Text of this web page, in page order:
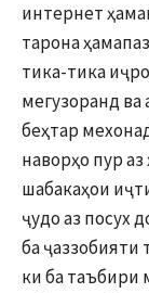
интернет
тарона
тика-тика
мегузоранд ва
беҳтар
наворҳо пур
шабакаҳои
ҷудо аз посух
ба
ки ба таъбири